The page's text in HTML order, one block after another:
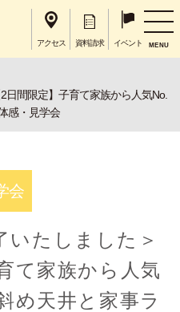
アクセス 資料請求 イベント MENU
日間限定】子育て家族から人気No.
感・見学会
会
いたしました＞
て家族から人気
め天井と家事ラ